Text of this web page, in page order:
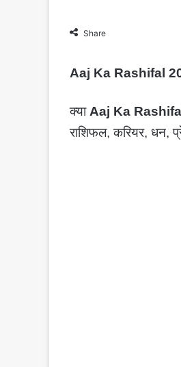
Share
Aaj Ka Rashifal 20
क्याAaj Ka
राशिफल, करियर, धन,